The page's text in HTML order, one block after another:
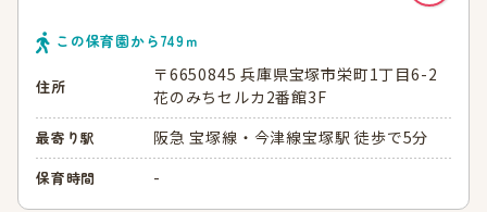
この保育園から749ｍ
住所
〒6650845 兵庫県宝塚市栄町1丁目6-2
花のみちセルカ2番館3F
最寄り駅 阪急 宝塚線・今津線宝塚駅 徒歩で5分
保育時間 -